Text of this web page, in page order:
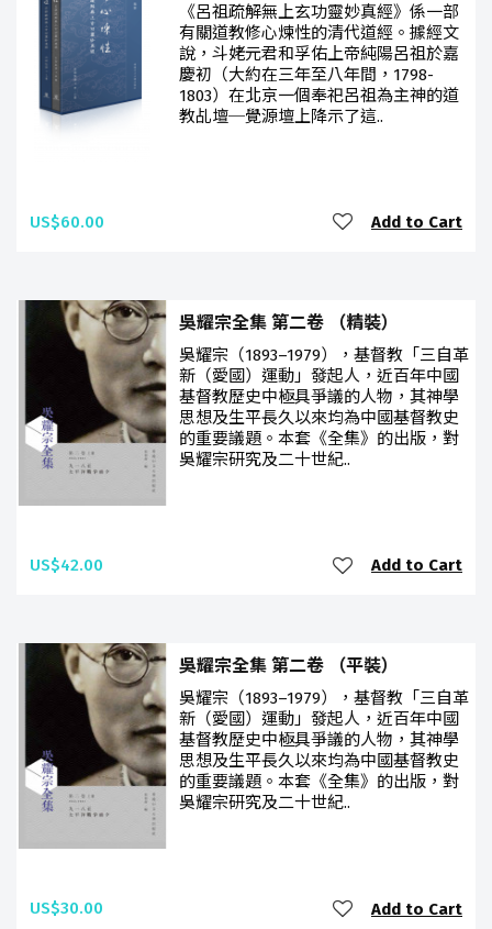
《呂祖疏解無上玄功靈妙真經》係一部
有關道教修心煉性的清代道經。據經文
說，斗姥元君和孚佑上帝純陽呂祖於嘉
慶初（大約在三年至八年間，1798-
1803）在北京一個奉祀呂祖為主神的道
教乩壇─覺源壇上降示了這..
US$60.00 Add to Cart
吳耀宗全集 第二卷 （精裝）
吳耀宗（1893–1979），基督教「三自革
新（愛國）運動」發起人，近百年中國
基督教歷史中極具爭議的人物，其神學
思想及生平長久以來均為中國基督教史
的重要議題。本套《全集》的出版，對
吳耀宗研究及二十世紀..
US$42.00 Add to Cart
吳耀宗全集 第二卷 （平裝）
吳耀宗（1893–1979），基督教「三自革
新（愛國）運動」發起人，近百年中國
基督教歷史中極具爭議的人物，其神學
思想及生平長久以來均為中國基督教史
的重要議題。本套《全集》的出版，對
吳耀宗研究及二十世紀..
US$30.00 Add to Cart